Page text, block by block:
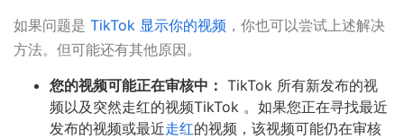
如果问题是 TikTok 显示你的视频 ，你也可以尝试上述解决
方法。但可能还有其他原因。
您的视频可能正在审核中： TikTok 所有新发布的视
频以及突然走红的视频TikTok 。如果您正在寻找最近
发布的视频或最近走红的视频，该视频可能仍在审核